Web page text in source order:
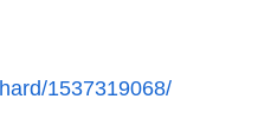
関係者が告白、特に役に立たな
なに？1537319068/